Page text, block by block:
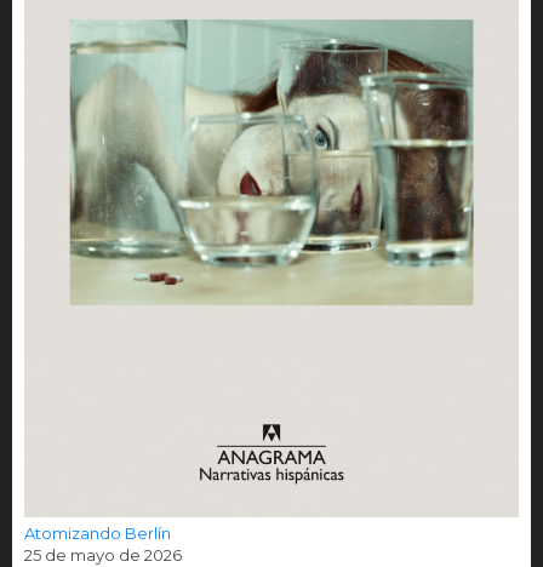
Atomizando Berlín
25 de mayo de 2026